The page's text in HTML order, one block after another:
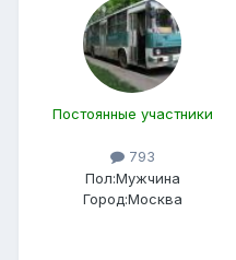
Постоянные участники
793
Пол:Мужчина
Город:Москва